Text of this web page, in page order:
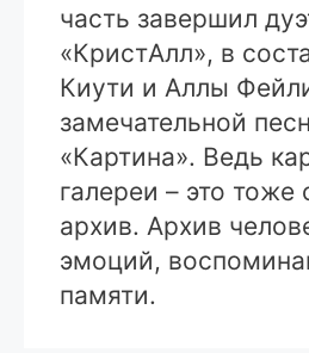
часть завершил
«КристАлл», в
Киути и Аллы
замечательной
«Картина». Ведь
галереи – это тоже
архив. Архив
эмоций,
памяти.